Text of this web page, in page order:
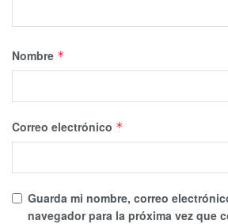
Nombre *
Correo electrónico *
Guarda mi nombre, correo
navegador para la próxima vez que